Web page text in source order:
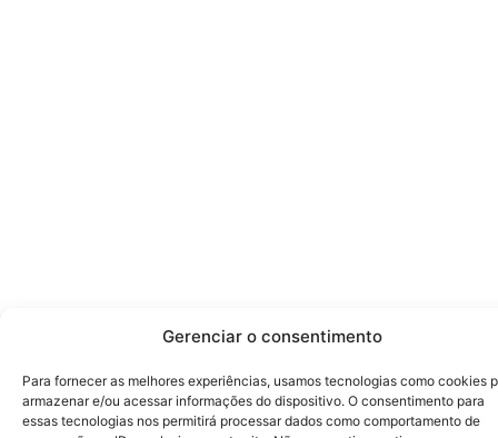
Gerenciar o consentimento
Para fornecer as melhores experiências, usamos tecnologias como cookies
armazenar e/ou acessar informações do dispositivo. O consentimento para
essas tecnologias nos permitirá processar dados como comportamento de